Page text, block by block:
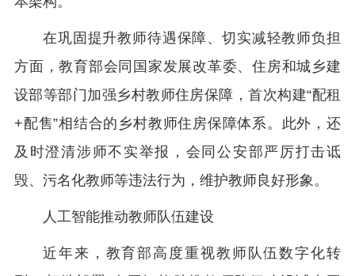
在巩固提升教师待遇保障、切实减轻教师负担
方面，教育部会同国家发展改革委、住房和城乡建
设部等部门加强乡村教师住房保障，首次构建“配租
+配售”相结合的乡村教师住房保障体系。此外，还
及时澄清涉师不实举报，会同公安部严厉打击诋
毁、污名化教师等违法行为，维护教师良好形象。
人工智能推动教师队伍建设
近年来，教育部高度重视教师队伍数字化转